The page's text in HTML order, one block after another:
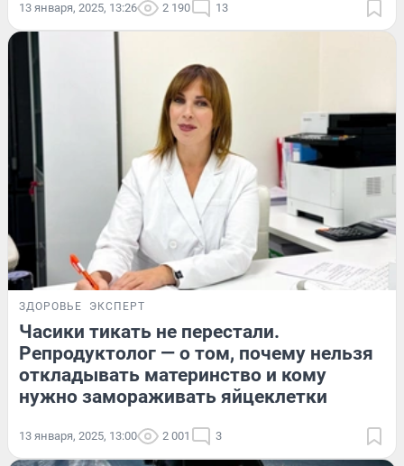
13 января, 2025, 13:26 2 190 13
ЗДОРОВЬЕ ЭКСПЕРТ
Часики тикать не перестали.
Репродуктолог — о том, почему нельзя
откладывать материнство и кому
нужно замораживать яйцеклетки
13 января, 2025, 13:00 2 001 3